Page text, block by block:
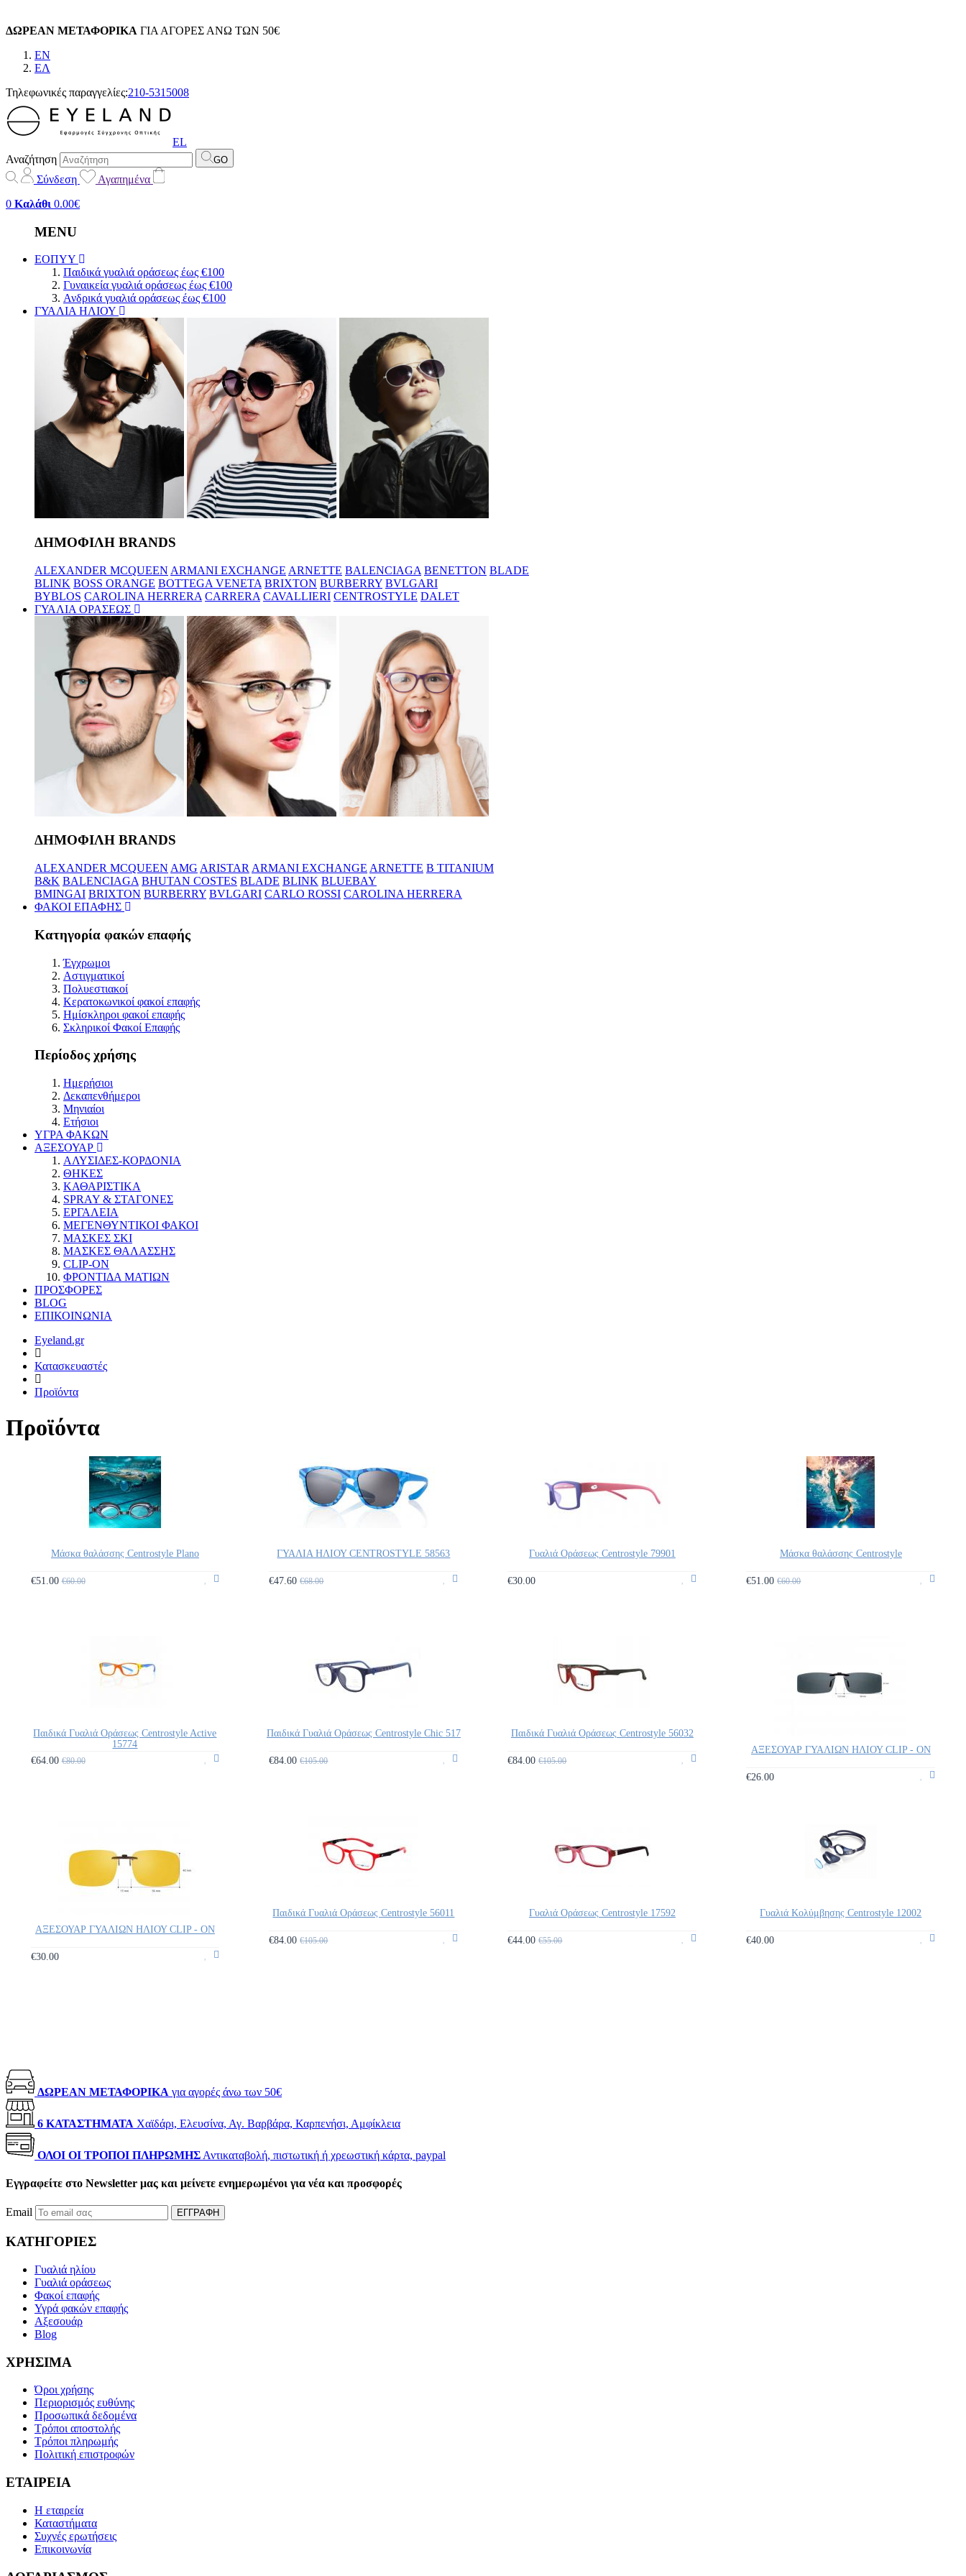
ΔΩΡΕΑΝ ΜΕΤΑΦΟΡΙΚΑ ΓΙΑ ΑΓΟΡΕΣ ΑΝΩ ΤΩΝ 50€
EN
EΛ
Τηλεφωνικές παραγγελίες:210-5315008
EL
Αναζήτηση
GO
Σύνδεση
Αγαπημένα
0 Καλάθι 0.00€
MENU
ΕΟΠΥΥ
Παιδικά γυαλιά οράσεως έως €100
Γυναικεία γυαλιά οράσεως έως €100
Ανδρικά γυαλιά οράσεως έως €100
ΓΥΑΛΙΑ ΗΛΙΟΥ
ΔΗΜΟΦΙΛΗ BRANDS
ALEXANDER MCQUEEN ARMANI EXCHANGE ARNETTE BALENCIAGA BENETTON BLADE
BLINK BOSS ORANGE BOTTEGA VENETA BRIXTON BURBERRY BVLGARI
BYBLOS CAROLINA HERRERA CARRERA CAVALLIERI CENTROSTYLE DALET
ΓΥΑΛΙΑ ΟΡΑΣΕΩΣ
ΔΗΜΟΦΙΛΗ BRANDS
ALEXANDER MCQUEEN AMG ARISTAR ARMANI EXCHANGE ARNETTE B TITANIUM
B&K BALENCIAGA BHUTAN COSTES BLADE BLINK BLUEBAY
BMINGAI BRIXTON BURBERRY BVLGARI CARLO ROSSI CAROLINA HERRERA
ΦΑΚΟΙ ΕΠΑΦΗΣ
Κατηγορία φακών επαφής
Έγχρωμοι
Αστιγματικοί
Πολυεστιακοί
Κερατοκωνικοί φακοί επαφής
Ημίσκληροι φακοί επαφής
Σκληρικοί Φακοί Επαφής
Περίοδος χρήσης
Ημερήσιοι
Δεκαπενθήμεροι
Μηνιαίοι
Ετήσιοι
ΥΓΡΑ ΦΑΚΩΝ
ΑΞΕΣΟΥΑΡ
ΑΛΥΣΙΔΕΣ-ΚΟΡΔΟΝΙΑ
ΘΗΚΕΣ
ΚΑΘΑΡΙΣΤΙΚΑ
SPRAY & ΣΤΑΓΟΝΕΣ
ΕΡΓΑΛΕΙΑ
ΜΕΓΕΝΘΥΝΤΙΚΟΙ ΦΑΚΟΙ
ΜΑΣΚΕΣ ΣΚΙ
ΜΑΣΚΕΣ ΘΑΛΑΣΣΗΣ
CLIP-ON
ΦΡΟΝΤΙΔΑ ΜΑΤΙΩΝ
ΠΡΟΣΦΟΡΕΣ
BLOG
ΕΠΙΚΟΙΝΩΝΙΑ
Eyeland.gr
Κατασκευαστές
Προϊόντα
Προϊόντα
Μάσκα θαλάσσης Centrostyle Plano
€51.00€60.00
ΓΥΑΛΙΑ ΗΛΙΟΥ CENTROSTYLE 58563
€47.60€68.00
Γυαλιά Οράσεως Centrostyle 79901
€30.00
Μάσκα θαλάσσης Centrostyle
€51.00€60.00
Παιδικά Γυαλιά Οράσεως Centrostyle Active
15774
€64.00€80.00
Παιδικά Γυαλιά Οράσεως Centrostyle Chic 517
€84.00€105.00
Παιδικά Γυαλιά Οράσεως Centrostyle 56032
€84.00€105.00
ΑΞΕΣΟΥΑΡ ΓΥΑΛΙΩΝ ΗΛΙΟΥ CLIP - ON
€26.00
ΑΞΕΣΟΥΑΡ ΓΥΑΛΙΩΝ ΗΛΙΟΥ CLIP - ON
€30.00
Παιδικά Γυαλιά Οράσεως Centrostyle 56011
€84.00€105.00
Γυαλιά Οράσεως Centrostyle 17592
€44.00€55.00
Γυαλιά Κολύμβησης Centrostyle 12002
€40.00
ΔΩΡΕΑΝ ΜΕΤΑΦΟΡΙΚΑ για αγορές άνω των 50€
6 ΚΑΤΑΣΤΗΜΑΤΑ Χαϊδάρι, Ελευσίνα, Αγ. Βαρβάρα, Καρπενήσι, Αμφίκλεια
ΟΛΟΙ ΟΙ ΤΡΟΠΟΙ ΠΛΗΡΩΜΗΣ Αντικαταβολή, πιστωτική ή χρεωστική κάρτα, paypal
Εγγραφείτε στο Newsletter μας και μείνετε ενημερωμένοι για νέα και προσφορές
Email ΕΓΓΡΑΦΗ
ΚΑΤΗΓΟΡΙΕΣ
Γυαλιά ηλίου
Γυαλιά οράσεως
Φακοί επαφής
Υγρά φακών επαφής
Αξεσουάρ
Blog
ΧΡΗΣΙΜΑ
Όροι χρήσης
Περιορισμός ευθύνης
Προσωπικά δεδομένα
Τρόποι αποστολής
Τρόποι πληρωμής
Πολιτική επιστροφών
ΕΤΑΙΡΕΙΑ
Η εταιρεία
Καταστήματα
Συχνές ερωτήσεις
Επικοινωνία